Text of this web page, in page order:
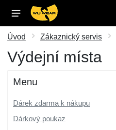
Úvod Zákaznický servis
Výdejní místa
Menu
Dárek zdarma k nákupu
Dárkový poukaz